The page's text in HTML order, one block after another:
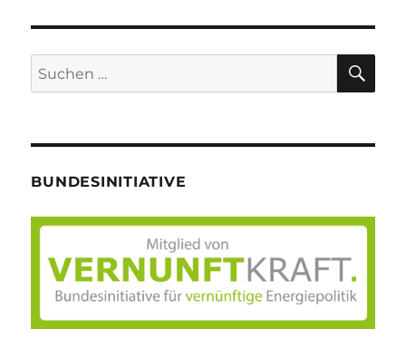
Suche
nach:
BUNDESINITIATIVE